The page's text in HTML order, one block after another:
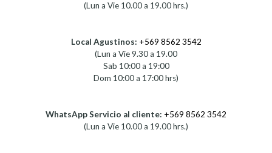
(Lun a Vie 10.00 a 19.00 hrs.)
Local Agustinos: +569 8562 3542
(Lun a Vie 9.30 a 19.00
Sab 10:00 a 19:00
Dom 10:00 a 17:00 hrs)
WhatsApp Servicio al cliente: +569 8562 3542
(Lun a Vie 10.00 a 19.00 hrs.)